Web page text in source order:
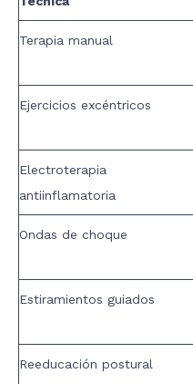
Terapia manual
Ejercicios excéntricos
Electroterapia
antiinflamatoria
Ondas de choque
Estiramientos guiados
Reeducación postural